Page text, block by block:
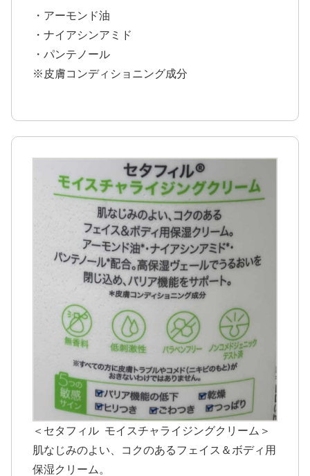
・アーモンド油
・ナイアシンアミド
・パンテノール
※皮膚コンディショニング成分
＜セタフィル モイスチャライジングクリーム＞
肌なじみのよい、コクのあるフェイス＆ボディ用
保湿クリーム。